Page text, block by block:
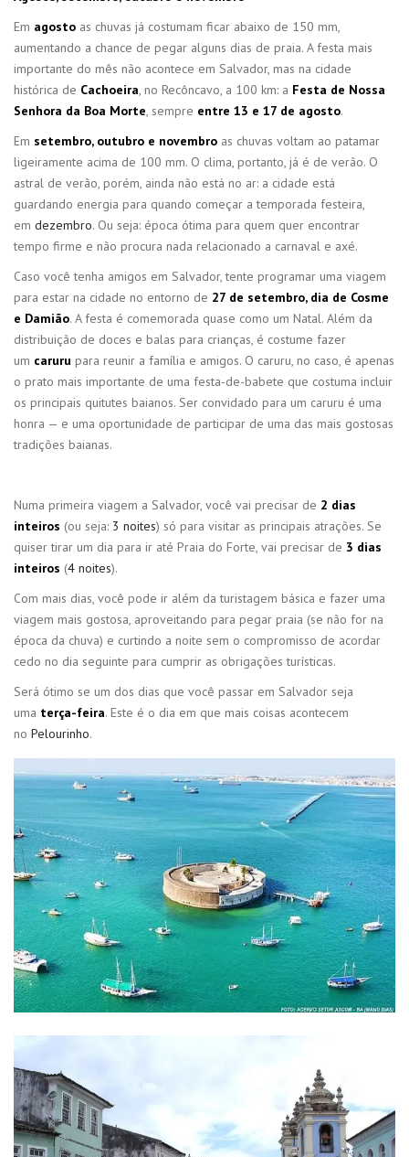
Em agosto as chuvas já costumam ficar abaixo de 150 mm,
aumentando a chance de pegar alguns dias de praia. A festa mais
importante do mês não acontece em Salvador, mas na cidade
histórica de Cachoeira, no Recôncavo, a 100 km: a Festa de Nossa
Senhora da Boa Morte, sempre entre 13 e 17 de agosto.
Em setembro, outubro e novembro as chuvas voltam ao patamar
ligeiramente acima de 100 mm. O clima, portanto, já é de verão. O
astral de verão, porém, ainda não está no ar: a cidade está
guardando energia para quando começar a temporada festeira,
em dezembro. Ou seja: época ótima para quem quer encontrar
tempo firme e não procura nada relacionado a carnaval e axé.
Caso você tenha amigos em Salvador, tente programar uma viagem
para estar na cidade no entorno de 27 de setembro, dia de Cosme
e Damião. A festa é comemorada quase como um Natal. Além da
distribuição de doces e balas para crianças, é costume fazer
um caruru para reunir a família e amigos. O caruru, no caso, é apenas
o prato mais importante de uma festa-de-babete que costuma incluir
os principais quitutes baianos. Ser convidado para um caruru é uma
honra — e uma oportunidade de participar de uma das mais gostosas
tradições baianas.
Numa primeira viagem a Salvador, você vai precisar de 2 dias
inteiros (ou seja: 3 noites) só para visitar as principais atrações. Se
quiser tirar um dia para ir até Praia do Forte, vai precisar de 3 dias
inteiros (4 noites).
Com mais dias, você pode ir além da turistagem básica e fazer uma
viagem mais gostosa, aproveitando para pegar praia (se não for na
época da chuva) e curtindo a noite sem o compromisso de acordar
cedo no dia seguinte para cumprir as obrigações turísticas.
Será ótimo se um dos dias que você passar em Salvador seja
uma terça-feira. Este é o dia em que mais coisas acontecem
no Pelourinho.